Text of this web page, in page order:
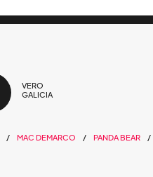
VERO
GALICIA
MAC DEMARCO PANDA BEAR